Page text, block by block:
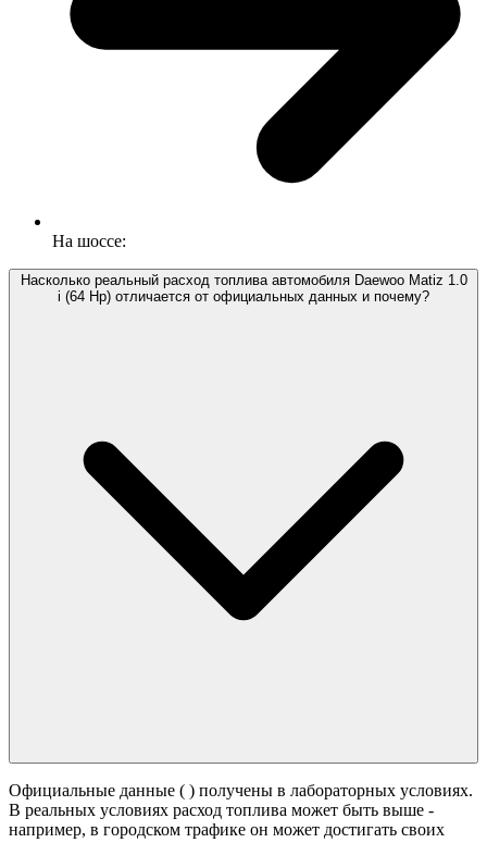
На шоссе:
Насколько реальный расход топлива автомобиля Daewoo Matiz 1.0
i (64 Hp) отличается от официальных данных и почему?
Официальные данные ( ) получены в лабораторных условиях.
В реальных условиях расход топлива может быть выше -
например, в городском трафике он может достигать своих